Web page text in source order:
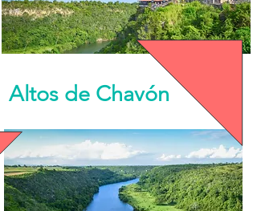
Altos de Chavón